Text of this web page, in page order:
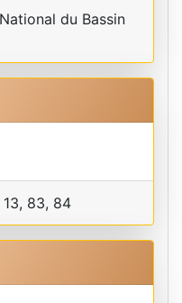
du Bassin
83, 84